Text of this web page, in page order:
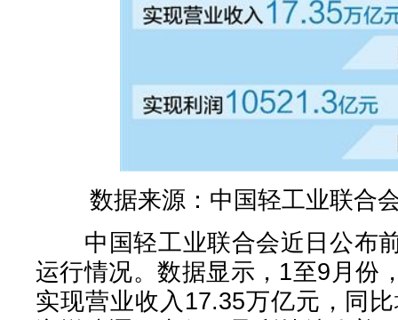
数据来源：中国轻工业联
中国轻工业联合会近日公布
运行情况。数据显示，1至9月份
实现营业收入17.35万亿元，同